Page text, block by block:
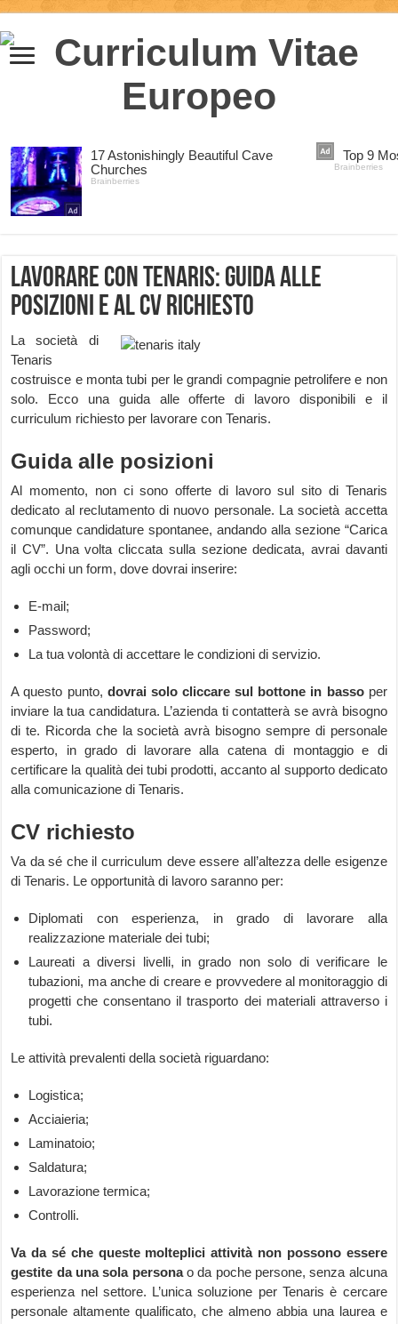
Lavorare con Tenaris: guida alle
posizioni e al CV richiesto
La società di
Tenaris
costruisce e monta tubi per le grandi compagnie petrolifere e non
solo. Ecco una guida alle offerte di lavoro disponibili e il
curriculum richiesto per lavorare con Tenaris.
Guida alle posizioni
Al momento, non ci sono offerte di lavoro sul sito di Tenaris
dedicato al reclutamento di nuovo personale. La società accetta
comunque candidature spontanee, andando alla sezione “Carica
il CV”. Una volta cliccata sulla sezione dedicata, avrai davanti
agli occhi un form, dove dovrai inserire:
E-mail;
Password;
La tua volontà di accettare le condizioni di servizio.
A questo punto, dovrai solo cliccare sul bottone in bassoper
inviare la tua candidatura. L’azienda ti contatterà se avrà bisogno
di te. Ricorda che la società avrà bisogno sempre di personale
esperto, in grado di lavorare alla catena di montaggio e di
certificare la qualità dei tubi prodotti, accanto al supporto dedicato
alla comunicazione di Tenaris.
CV richiesto
Va da sé che il curriculum deve essere all’altezza delle esigenze
di Tenaris. Le opportunità di lavoro saranno per:
Diplomati con esperienza, in grado di lavorare alla
realizzazione materiale dei tubi;
Laureati a diversi livelli, in grado non solo di verificare le
tubazioni, ma anche di creare e provvedere al monitoraggio di
progetti che consentano il trasporto dei materiali attraverso i
tubi.
Le attività prevalenti della società riguardano:
Logistica;
Acciaieria;
Laminatoio;
Saldatura;
Lavorazione termica;
Controlli.
Va da sé che queste molteplici attività non possono essere
gestite da una sola personao da poche persone, senza alcuna
esperienza nel settore. L’unica soluzione per Tenaris è cercare
personale altamente qualificato, che almeno abbia una laurea e